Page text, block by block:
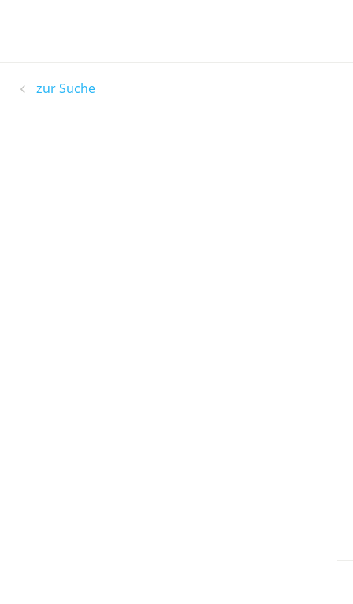
zur Suche